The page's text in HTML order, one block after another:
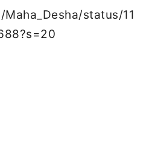
status/11